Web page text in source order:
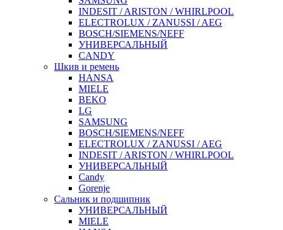
INDESIT / ARISTON / WHIRLPOOL
ELECTROLUX / ZANUSSI / AEG
BOSCH/SIEMENS/NEFF
УНИВЕРСАЛЬНЫЙ
CANDY
Шкив и ремень
HANSA
MIELE
BEKO
LG
SAMSUNG
BOSCH/SIEMENS/NEFF
ELECTROLUX / ZANUSSI / AEG
INDESIT / ARISTON / WHIRLPOOL
УНИВЕРСАЛЬНЫЙ
Candy
Gorenje
Сальник и подшипник
УНИВЕРСАЛЬНЫЙ
MIELE